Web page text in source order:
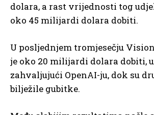
dolara, a rast vrijednosti tog
oko 45 milijardi dolara dobiti.
U posljednjem tromjesečju
je oko 20 milijardi dolara dobiti,
zahvaljujući OpenAI-ju, dok su
bilježile gubitke.